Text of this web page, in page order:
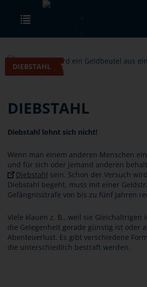
Skip to main content
DIEBSTAHL
DIEBSTAHL
Diebstahl lohnt sich nicht!
Wenn man einem anderen Menschen
und für sich oder jemand anderen
Diebstahl sein. Schon der Versuch
Diebstahl begeht, muss mit einer
Gefängnisstrafe von bis zu fünf Jahren
Viele klauen z. B., weil sie Gleichaltrigen
die Gelegenheit gerade günstig ist oder
Abenteuerlust. Es gibt verschiedene
die unterschiedlich bestraft werden.